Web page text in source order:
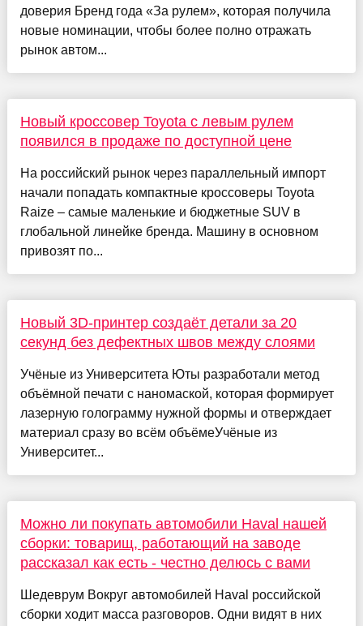
доверия Бренд года «За рулем», которая получила
новые номинации, чтобы более полно отражать
рынок автом...
Новый кроссовер Toyota с левым рулем
появился в продаже по доступной цене
На российский рынок через параллельный импорт
начали попадать компактные кроссоверы Toyota
Raize – самые маленькие и бюджетные SUV в
глобальной линейке бренда. Машину в основном
привозят по...
Новый 3D-принтер создаёт детали за 20
секунд без дефектных швов между слоями
Учёные из Университета Юты разработали метод
объёмной печати с наномаской, которая формирует
лазерную голограмму нужной формы и отверждает
материал сразу во всём объёмеУчёные из
Университет...
Можно ли покупать автомобили Haval нашей
сборки: товарищ, работающий на заводе
рассказал как есть - честно делюсь с вами
Шедеврум Вокруг автомобилей Haval российской
сборки ходит масса разговоров. Одни видят в них